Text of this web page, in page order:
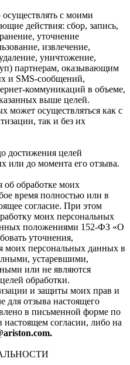
с моими
действия: сбор, запись,
уточнение
извлечение,
уничтожение,
партнерам, оказывающим
и SMS‑сообщений,
в объеме,
выше целей.
может осуществляться как с
так и без их
достижения целей
или до момента его отзыва.
об обработке моих
время полностью или в
согласие. При этом
моих персональных
положениями 152-ФЗ «О
уточнения,
моих персональных данных в
устаревшими,
или не являются
обработки.
и защиты моих прав и
для отзыва настоящего
в письменной форме по
настоящем согласии, либо на